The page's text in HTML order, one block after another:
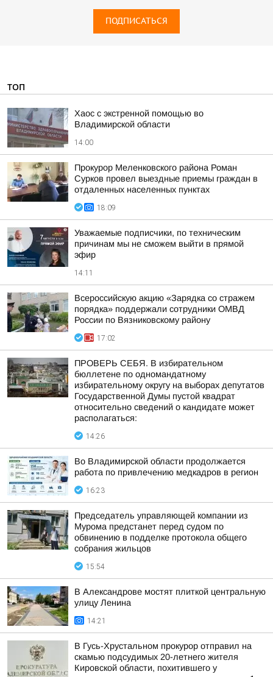
ПОДПИСАТЬСЯ
ТОП
Хаос с экстренной помощью во
Владимирской области
14:00
Прокурор Меленковского района Роман
Сурков провел выездные приемы граждан в
отдаленных населенных пунктах
18:09
Уважаемые подписчики, по техническим
причинам мы не сможем выйти в прямой
эфир
14:11
Всероссийскую акцию «Зарядка со стражем
порядка» поддержали сотрудники ОМВД
России по Вязниковскому району
17:02
ПРОВЕРЬ СЕБЯ. В избирательном
бюллетене по одномандатному
избирательному округу на выборах депутатов
Государственной Думы пустой квадрат
относительно сведений о кандидате может
располагаться:
14:26
Во Владимирской области продолжается
работа по привлечению медкадров в регион
16:23
Председатель управляющей компании из
Мурома предстанет перед судом по
обвинению в подделке протокола общего
собрания жильцов
15:54
В Александрове мостят плиткой центральную
улицу Ленина
14:21
В Гусь-Хрустальном прокурор отправил на
скамью подсудимых 20-летнего жителя
Кировской области, похитившего у